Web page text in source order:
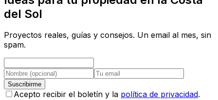
del Sol
Proyectos reales, guías y consejos. Un email al mes, sin
spam.
Suscribirme
Acepto recibir el boletín y la política de privacidad.